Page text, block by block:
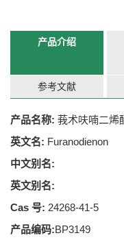
产品介绍
参考文献
产品名称: 莪术呋喃二烯
英文名: Furanodienon
中文别名:
英文别名:
Cas 号: 24268-41-5
产品编码:BP3149